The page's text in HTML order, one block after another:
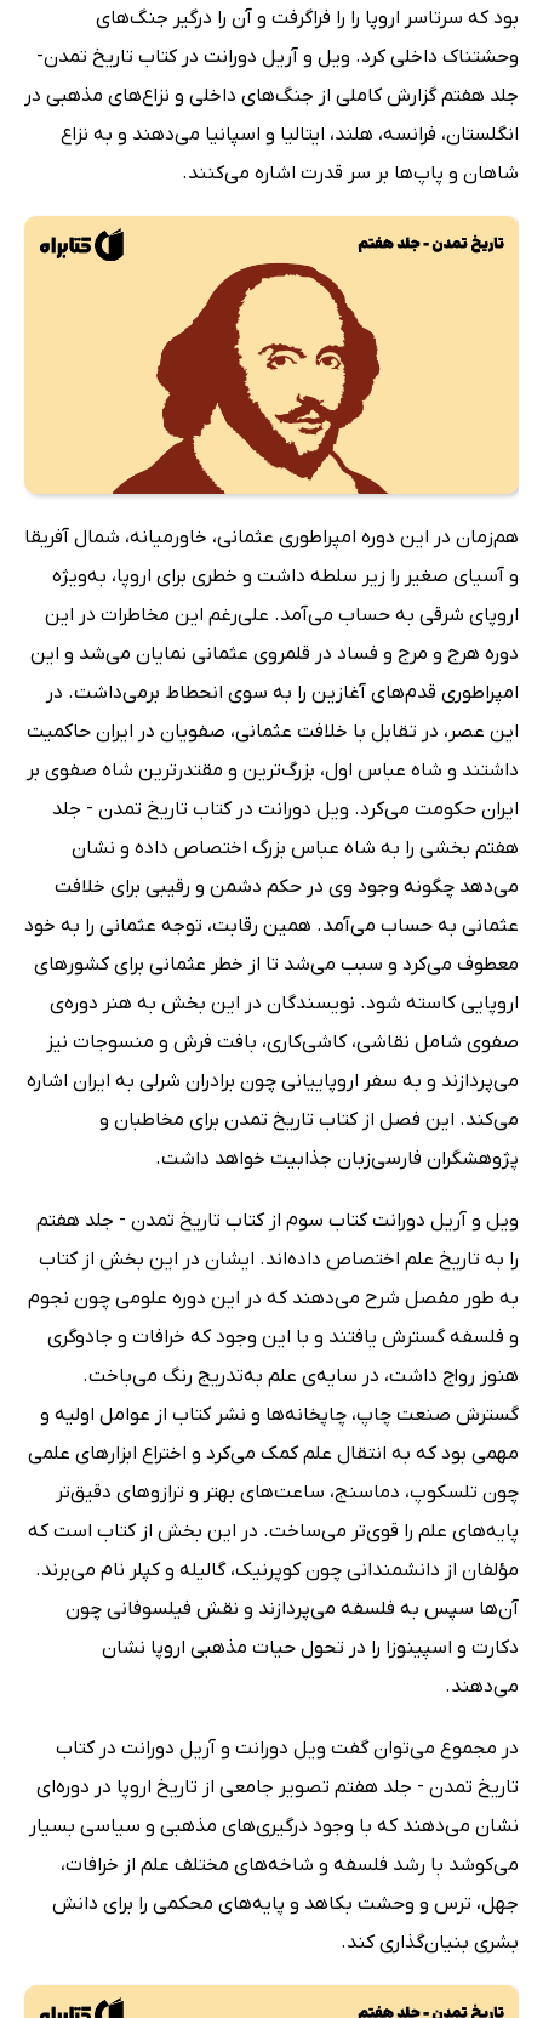
بود که سرتاسر اروپا را را فراگرفت و آن را درگیر جنگ‌های
وحشتناک داخلی کرد. ویل و آریل دورانت در کتاب تاریخ تمدن-
جلد هفتم گزارش کاملی از جنگ‌های داخلی و نزاع‌های مذهبی در
انگلستان، فرانسه، هلند، ایتالیا و اسپانیا می‌دهند و به نزاع
شاهان و پاپ‌ها بر سر قدرت اشاره می‌کنند.
هم‌زمان در این دوره امپراطوری عثمانی، خاورمیانه، شمال آفریقا
و آسیای صغیر را زیر سلطه داشت و خطری برای اروپا، به‌ویژه
اروپای شرقی به حساب می‌آمد. علی‌رغم این مخاطرات در این
دوره هرج و مرج و فساد در قلمروی عثمانی نمایان می‌شد و این
امپراطوری قدم‌های آغازین را به سوی انحطاط برمی‌داشت. در
این عصر،‌ در تقابل با خلافت عثمانی، صفویان در ایران حاکمیت
داشتند و شاه عباس اول، بزرگ‌ترین و مقتدرترین شاه صفوی بر
ایران حکومت می‌کرد. ویل دورانت در کتاب تاریخ تمدن - جلد
هفتم بخشی را به شاه عباس بزرگ اختصاص داده و نشان
می‌دهد چگونه وجود وی در حکم دشمن و رقیبی برای خلافت
عثمانی به حساب می‌آمد. همین رقابت، توجه عثمانی را به خود
معطوف می‌کرد و سبب می‌شد تا از خطر عثمانی برای کشورهای
اروپایی کاسته شود. نویسندگان در این بخش به هنر دوره‌ی
صفوی شامل نقاشی، کاشی‌کاری، بافت فرش و منسوجات نیز
می‌پردازند و به سفر اروپاییانی چون برادران شرلی به ایران اشاره
می‌کند. این فصل از کتاب تاریخ تمدن برای مخاطبان و
پژوهشگران فارسی‌زبان جذابیت خواهد داشت.
ویل و آریل دورانت کتاب سوم از کتاب تاریخ تمدن - جلد هفتم
را به تاریخ علم اختصاص داده‌اند. ایشان در این بخش از کتاب
به طور مفصل شرح می‌دهند که در این دوره علومی چون نجوم
و فلسفه گسترش یافتند و با این وجود که خرافات و جادوگری
هنوز رواج داشت، در سایه‌ی علم به‌تدریج رنگ می‌باخت.
گسترش صنعت چاپ، چاپخانه‌ها و نشر کتاب از عوامل اولیه و
مهمی بود که به انتقال علم کمک می‌کرد و اختراع ابزارهای علمی
چون تلسکوپ، دماسنج، ساعت‌های بهتر و ترازوهای دقیق‌تر
پایه‌های علم را قوی‌تر می‌ساخت. در این بخش از کتاب است که
مؤلفان از دانشمندانی چون کوپرنیک، گالیله و کپلر نام می‌برند.
آن‌ها سپس به فلسفه می‌پردازند و نقش فیلسوفانی چون
دکارت و اسپینوزا را در تحول حیات مذهبی اروپا نشان
می‌دهند.
در مجموع می‌توان گفت ویل دورانت و آریل دورانت در کتاب
تاریخ تمدن - جلد هفتم تصویر جامعی از تاریخ اروپا در دوره‌‌ای
نشان می‌دهند که با وجود درگیری‌های مذهبی و سیاسی بسیار
می‌کوشد با رشد فلسفه و شاخه‌های مختلف علم از خرافات،
جهل، ترس و وحشت بکاهد و پایه‌های محکمی را برای دانش
بشری بنیان‌گذاری کند.